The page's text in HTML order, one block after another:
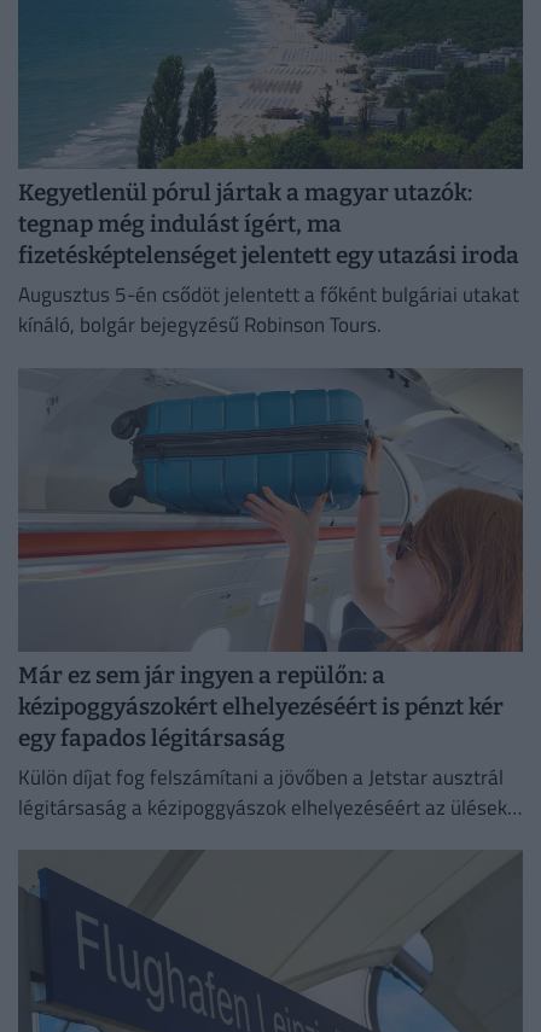
Kegyetlenül pórul jártak a magyar utazók:
tegnap még indulást ígért, ma
fizetésképtelenséget jelentett egy utazási iroda
Augusztus 5-én csődöt jelentett a főként bulgáriai utakat
kínáló, bolgár bejegyzésű Robinson Tours.
Már ez sem jár ingyen a repülőn: a
kézipoggyászokért elhelyezéséért is pénzt kér
egy fapados légitársaság
Külön díjat fog felszámítani a jövőben a Jetstar ausztrál
légitársaság a kézipoggyászok elhelyezéséért az ülések